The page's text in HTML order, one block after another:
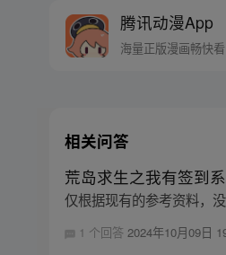
腾讯动漫App
海量正版漫画畅快看
相关问答
荒岛求生之我有签到
仅根据现有的参考资料，
1 个回答2024年10月09日